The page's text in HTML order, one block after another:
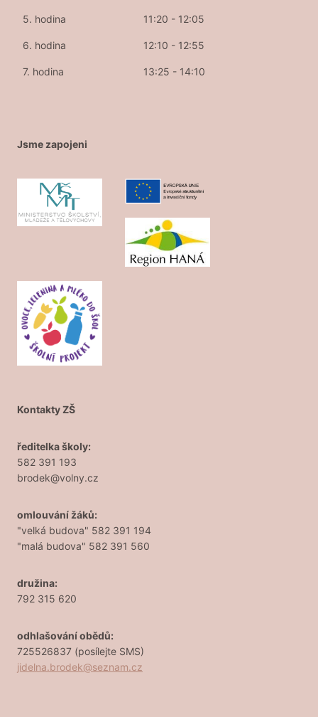
5. hodina 11:20 - 12:05
6. hodina 12:10 - 12:55
7. hodina 13:25 - 14:10
Jsme zapojeni
Kontakty ZŠ
ředitelka školy:
582 391 193
brodek@volny.cz
omlouvání žáků:
"velká budova" 582 391 194
"malá budova" 582 391 560
družina:
792 315 620
odhlašování obědů:
725526837 (posílejte SMS)
jidelna.brodek@seznam.cz